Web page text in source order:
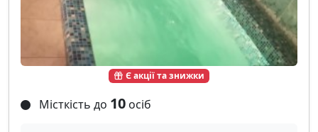
Є акції та знижки
Місткість до 10 осіб